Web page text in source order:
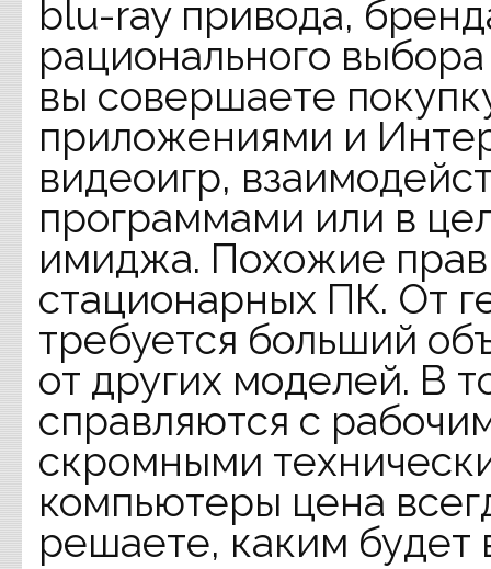
blu-ray привода,
рационального
вы совершаете
приложениями и
видеоигр,
программами или в
имиджа. Похожие
стационарных ПК. От
требуется больший
от других моделей. В
справляются с
скромными
компьютеры цена
решаете, каким будет